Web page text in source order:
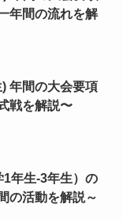
年間の流れを解
年間の大会要項
戦を解説〜
年生-3年生）の
の活動を解説～